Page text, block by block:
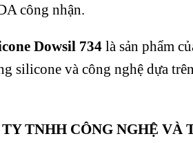
công nhận.
Dowsil 734 là sản phẩm
silicone và công nghệ dựa
TY TNHH CÔNG NGHỆ